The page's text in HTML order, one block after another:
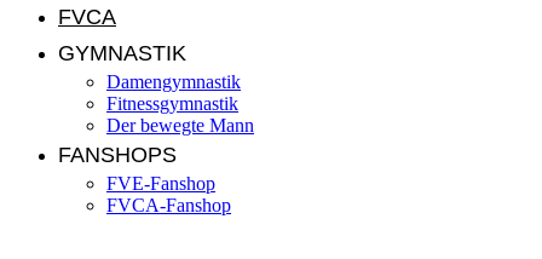
FVCA
GYMNASTIK
Damengymnastik
Fitnessgymnastik
Der bewegte Mann
FANSHOPS
FVE-Fanshop
FVCA-Fanshop